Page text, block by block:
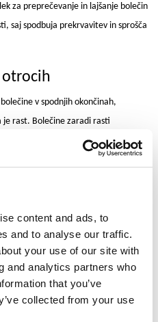
content and ads, to
and to analyse our traffic.
your use of our site with
and analytics partners who
that you’ve
collected from your use
za preprečevanje in lajšanje bolečin
saj spodbuja prekrvavitev in sprošča
otrocih
v spodnjih okončinah,
je rast. Bolečine zaradi rasti
in ostalih tkiv. Bolečine zaradi
starih od 3 do 12 let, in sicer zvečer
to stanje ni nevarno. Vendar pa je
se otrok ponoči zbuja. Hladilni gel Ice
zdraviti bolečine zaradi rasti. Z
esencialnimi olji pomaga
na obolelem mestu in blaži
na koži in v globljih tkivih tako
stres, ki ga povzročajo bolečine.